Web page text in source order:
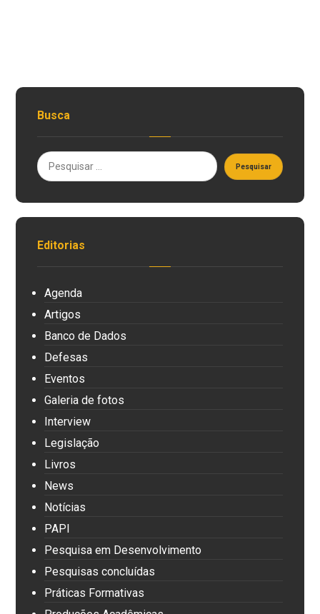
Busca
Editorias
Agenda
Artigos
Banco de Dados
Defesas
Eventos
Galeria de fotos
Interview
Legislação
Livros
News
Notícias
PAPI
Pesquisa em Desenvolvimento
Pesquisas concluídas
Práticas Formativas